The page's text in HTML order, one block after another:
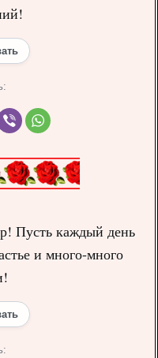
Пусть каждый день
и много-много